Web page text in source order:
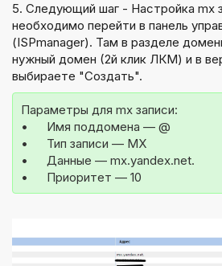
5. Следующий шаг - Настройка mx
необходимо перейти в панель
(ISPmanager). Там в разделе
нужный домен (2й клик ЛКМ) и в
выбираете "Создать".
Параметры для mx записи:
•	Имя поддомена — @
•	Тип записи — MX
•	Данные — mx.yandex.net.
•	Приоритет — 10